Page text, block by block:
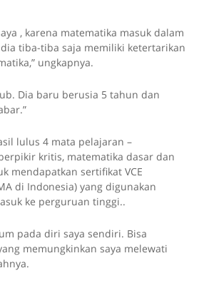
, karena matematika masuk dalam
tiba-tiba saja memiliki ketertarikan
ungkapnya.
Dia baru berusia 5 tahun dan
lulus 4 mata pelajaran –
kritis, matematika dasar dan
mendapatkan sertifikat VCE
di Indonesia) yang digunakan
ke perguruan tinggi..
pada diri saya sendiri. Bisa
memungkinkan saya melewati